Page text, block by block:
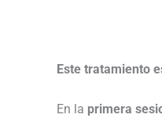
Este tratamiento
En la primera